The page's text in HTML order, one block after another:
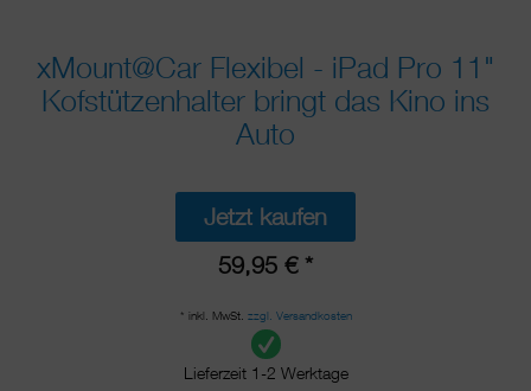
xMount@Car Flexibel - iPad Pro 11"
Kofstützenhalter bringt das Kino ins
Auto
Jetzt kaufen
59,95 € *
* inkl. MwSt. zzgl. Versandkosten
Lieferzeit 1-2 Werktage